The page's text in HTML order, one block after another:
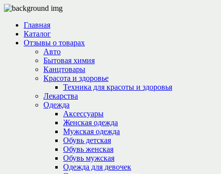
Главная
Каталог
Отзывы о товарах
Авто
Бытовая химия
Канцтовары
Красота и здоровье
Техника для красоты и здоровья
Лекарства
Одежда
Аксессуары
Женская одежда
Мужская одежда
Обувь детская
Обувь женская
Обувь мужская
Одежда для девочек